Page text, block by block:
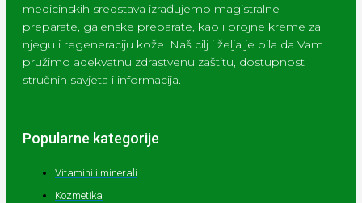
medicinskih sredstava izrađujemo magistralne
preparate, galenske preparate, kao i brojne kreme za
njegu i regeneraciju kože. Naš cilj i želja je bila da Vam
pružimo adekvatnu zdrastvenu zaštitu, dostupnost
stručnih savjeta i informacija.
Popularne kategorije
Vitamini i minerali
Kozmetika